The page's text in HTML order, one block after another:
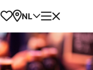
Favorieten
Kaart
NL Menu